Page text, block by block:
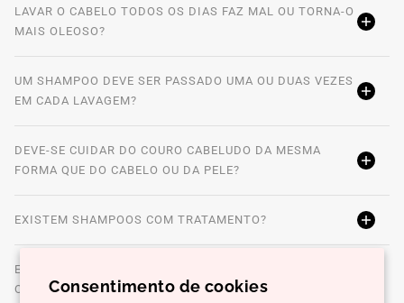
Consentimento de cookies
LAVAR O CABELO TODOS OS DIAS FAZ MAL OU TORNA-O
MAIS OLEOSO?
UM SHAMPOO DEVE SER PASSADO UMA OU DUAS VEZES
EM CADA LAVAGEM?
DEVE-SE CUIDAR DO COURO CABELUDO DA MESMA
FORMA QUE DO CABELO OU DA PELE?
EXISTEM SHAMPOOS COM TRATAMENTO?
EXISTE UMA TEMPERATURA DE ÁGUA IDEAL PARA LAVAR
O CABELO?